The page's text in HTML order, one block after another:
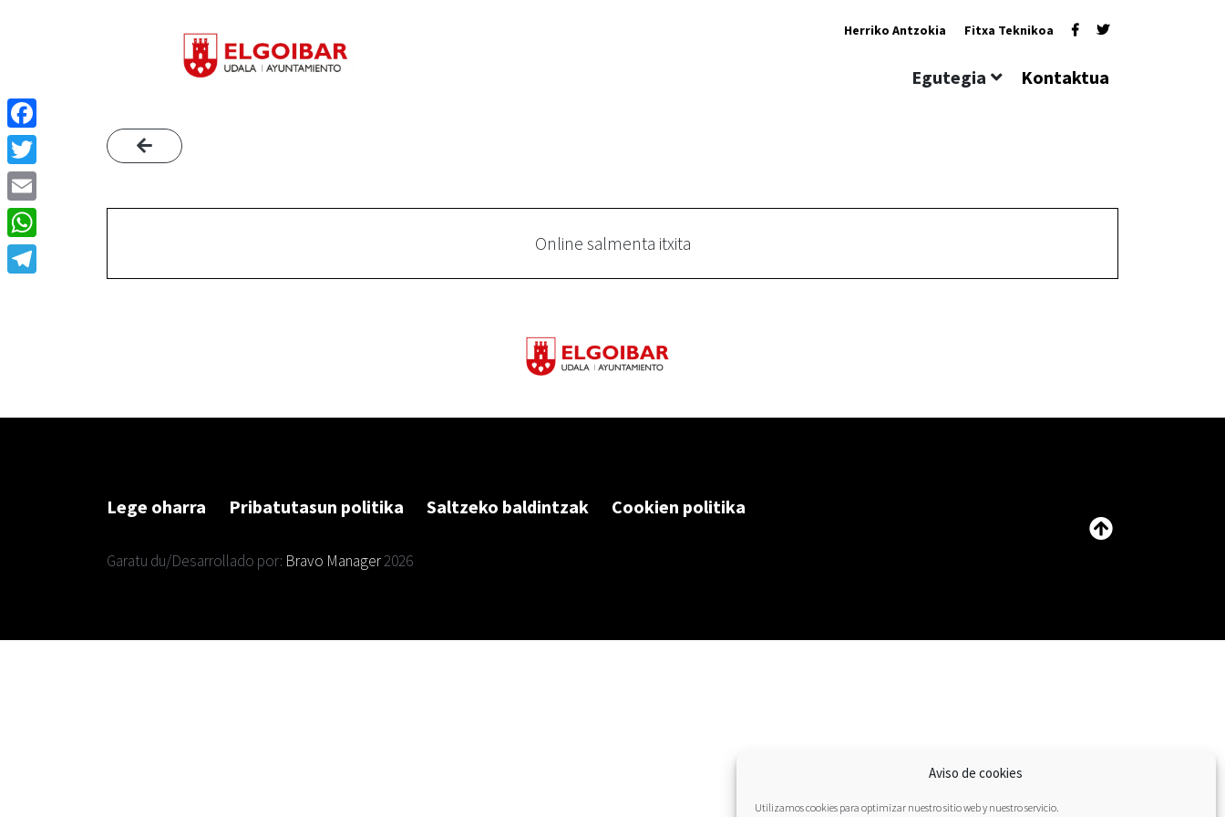
Aviso de cookies
Utilizamos cookies para optimizar nuestro sitio web y nuestro servicio.
Herriko Antzokia Fitxa Teknikoa
Egutegia Kontaktua
Online salmenta itxita
Lege oharra Pribatutasun politika Saltzeko baldintzak Cookien politika
Garatu du/Desarrollado por: Bravo Manager2026
Facebook
Twitter
Email
WhatsApp